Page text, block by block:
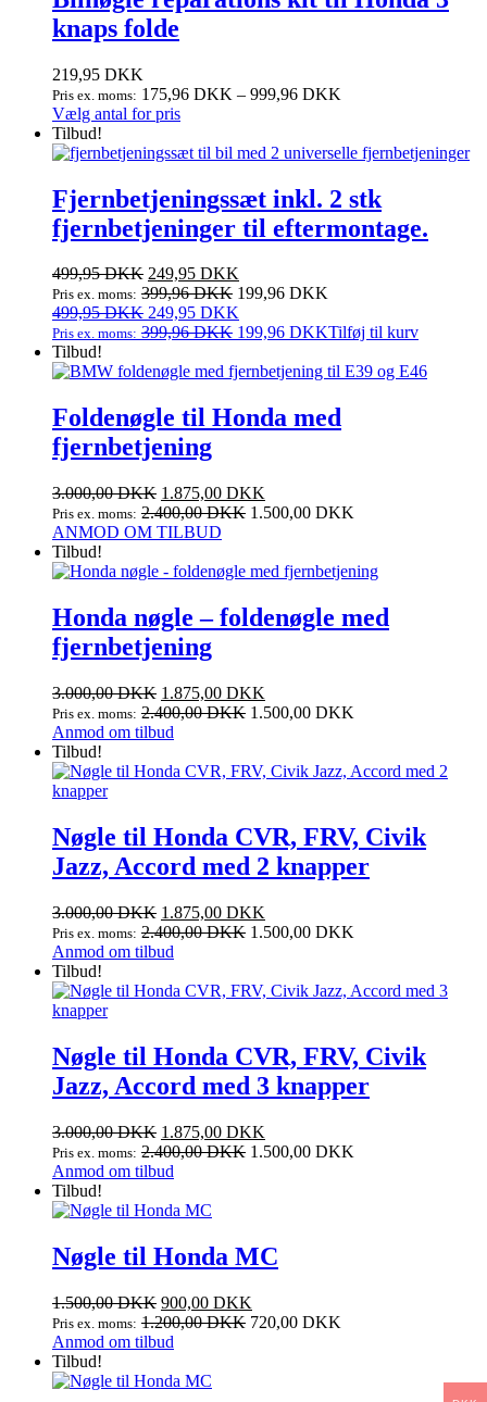
varianter.
på
varesiden
knaps folde
219,95 DKK
Pris ex. moms: 175,96 DKK – 999,96 DKK
Vælg antal for prisDette
har
varianter.
Mulighederne
kan
på
varesiden
Tilbud!
Fjernbetjeningssæt inkl. 2 stk
fjernbetjeninger til eftermontage.
499,95DKK Den
oprindelige
pris
var:
249,95 DKK
aktuelle
er:
Pris ex. moms: 399,96DKK 199,96 DKK
499,95DKK Den
oprindelige
var:
249,95 DKK
aktuelle
er:
Pris ex. moms: 399,96DKK 199,96 DKKTilføj til kurv
Tilbud!
Foldenøgle til Honda med
fjernbetjening
3.000,00DKK Den
oprindelige
pris
3.000,00 DKK.
1.875,00 DKK
aktuelle
1.875,00 DKK.
Pris ex. moms: 2.400,00DKK 1.500,00 DKK
ANMOD OM TILBUD
Tilbud!
Honda nøgle – foldenøgle med
fjernbetjening
3.000,00DKK Den
oprindelige
pris
3.000,00 DKK.
1.875,00 DKK
aktuelle
1.875,00 DKK.
Pris ex. moms: 2.400,00DKK 1.500,00 DKK
Anmod om tilbud
Tilbud!
Nøgle til Honda CVR, FRV, Civik
Jazz, Accord med 2 knapper
3.000,00DKK Den
oprindelige
pris
3.000,00 DKK.
1.875,00 DKK
aktuelle
1.875,00 DKK.
Pris ex. moms: 2.400,00DKK 1.500,00 DKK
Anmod om tilbud
Tilbud!
Nøgle til Honda CVR, FRV, Civik
Jazz, Accord med 3 knapper
3.000,00DKK Den
oprindelige
pris
3.000,00 DKK.
1.875,00 DKK
aktuelle
Pris ex. moms: 2.400,00DKK 1.500,00 DKK
Anmod om tilbud
Tilbud!
Nøgle til Honda MC
1.500,00DKK Den
oprindelige
pris
1.500,00 DKK.
900,00 DKK
aktuelle
Pris ex. moms: 1.200,00DKK 720,00 DKK
Anmod om tilbud
Tilbud!